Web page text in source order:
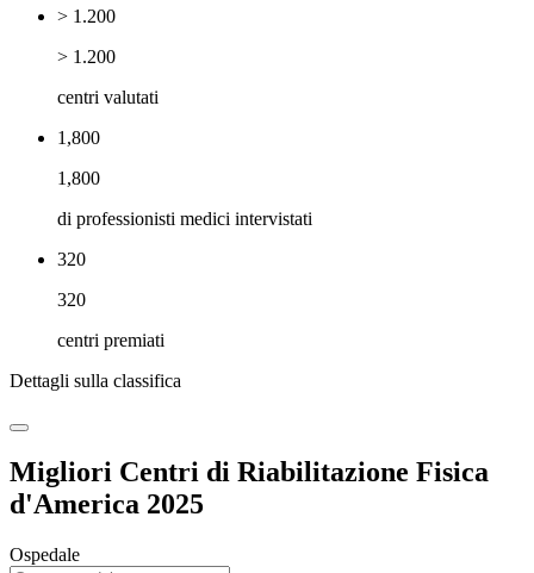
> 1.200
> 1.200
centri valutati
1,800
1,800
di professionisti medici intervistati
320
320
centri premiati
Dettagli sulla classifica
Migliori Centri di Riabilitazione Fisica
d'America 2025
Ospedale